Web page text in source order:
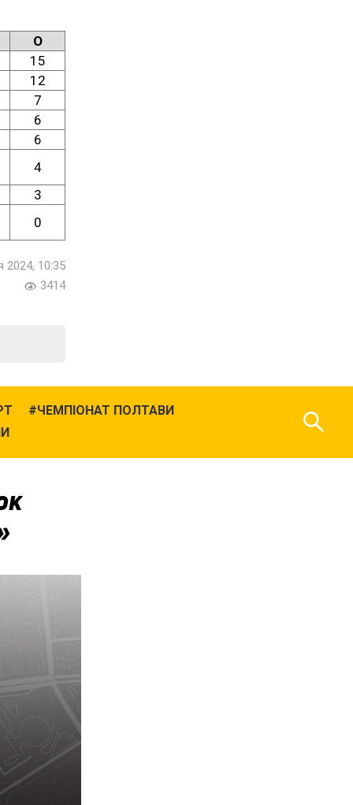
О
15
12
7
6
6
4
3
0
2024, 10:35
3414
ЧЕМПІОНАТ ПОЛТАВИ